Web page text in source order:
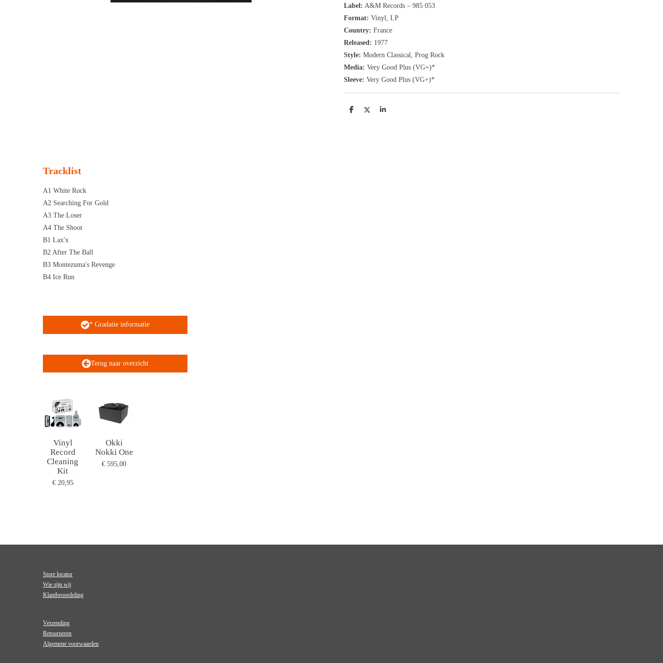
Label: A&M Records ‎– 985 053
Format: Vinyl, LP
Country: France
Released: 1977
Style: Modern Classical, Prog Rock
Media: Very Good Plus (VG+)*
Sleeve: Very Good Plus (VG+)*
D
D
S
Tracklist
A1 White Rock
A2 Searching For Gold
A3 The Loser
A4 The Shoot
B1 Lax'x
B2 After The Ball
B3 Montezuma's Revenge
B4 Ice Run
* Gradatie informatie
Terug naar overzicht
Vinyl
Record
Cleaning
Kit
€ 20,95
Okki
Nokki One
€ 595,00
Store locator
Wie zijn wij
Klantbeoordeling
Verzending
Retourneren
Algemene voorwaarden